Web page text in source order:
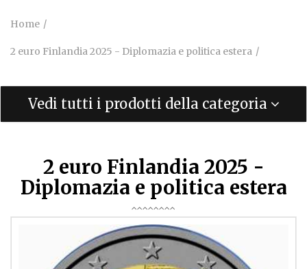
Home
2 euro Finlandia 2025 - Diplomazia e politica estera
Vedi tutti i prodotti della categoria
2 euro Finlandia 2025 -
Diplomazia e politica estera